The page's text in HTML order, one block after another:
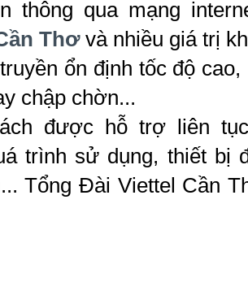
thông qua mạng
Thơvà nhiều giá trị
ổn định tốc độ cao,
chập chờn...
được hỗ trợ liên
trình sử dụng, thiết bị
Tổng Đài Viettel Cần